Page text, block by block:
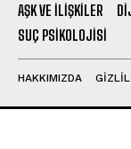
AŞK VE İLIŞKILER
SUÇ PSIKOLOJISI
HAKKIMIZDA